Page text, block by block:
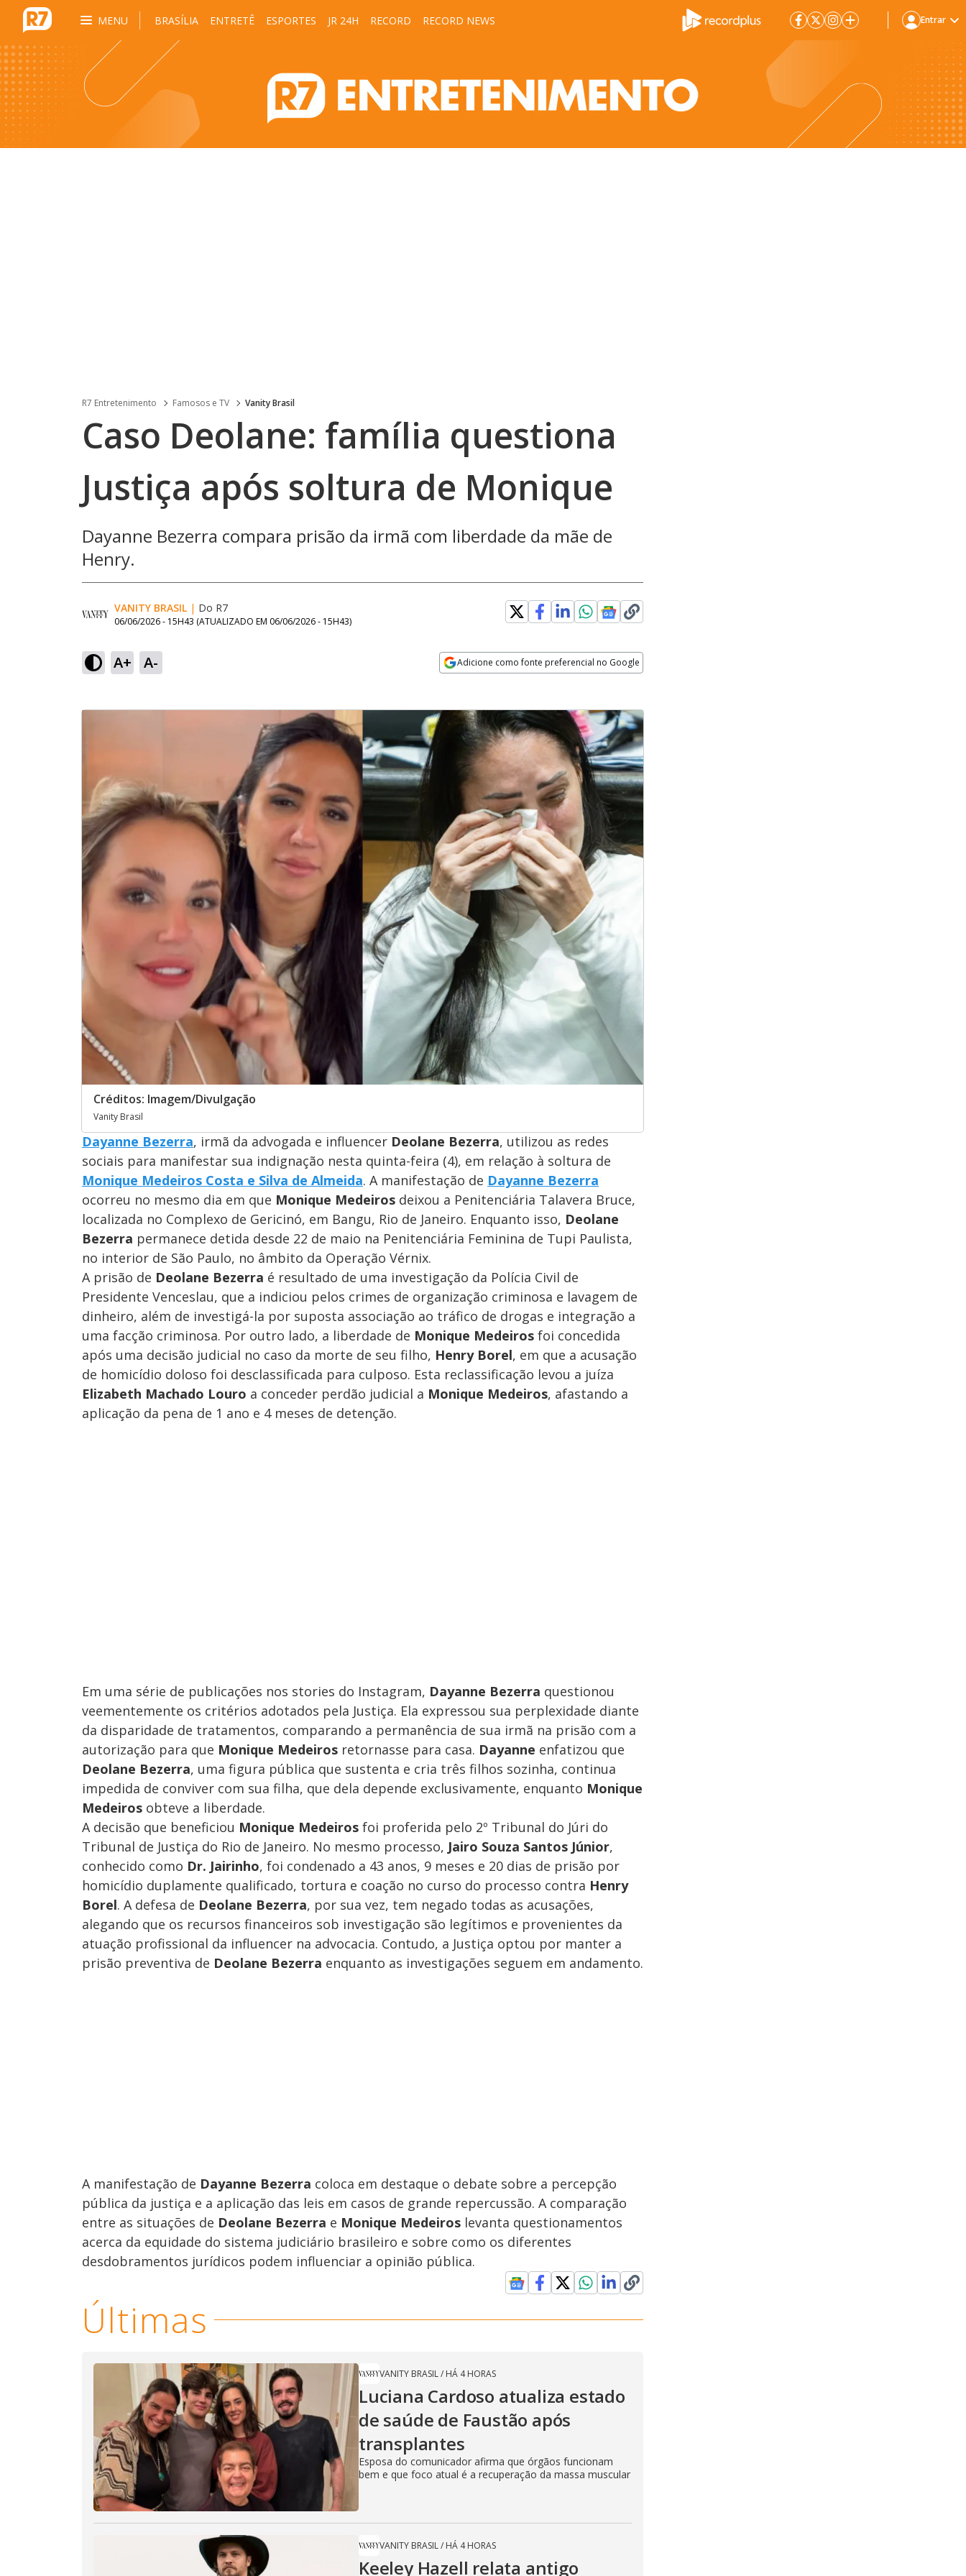
MENU BRASÍLIA ENTRETÊ ESPORTES JR 24H RECORD RECORD NEWS Entrar
R7 Entretenimento Famosos e TV Vanity Brasil
Caso Deolane: família questiona
Justiça após soltura de Monique
Dayanne Bezerra compara prisão da irmã com liberdade da mãe de
Henry.
VANITY BRASIL | Do R7
06/06/2026 - 15H43 (ATUALIZADO EM 06/06/2026 - 15H43)
A+ A- Adicione como fonte preferencial no Google
Créditos: Imagem/Divulgação
Vanity Brasil
Dayanne Bezerra, irmã da advogada e influencer Deolane Bezerra, utilizou as redes
sociais para manifestar sua indignação nesta quinta-feira (4), em relação à soltura de
Monique Medeiros Costa e Silva de Almeida. A manifestação de Dayanne Bezerra
ocorreu no mesmo dia em que Monique Medeiros deixou a Penitenciária Talavera Bruce,
localizada no Complexo de Gericinó, em Bangu, Rio de Janeiro. Enquanto isso, Deolane
Bezerra permanece detida desde 22 de maio na Penitenciária Feminina de Tupi Paulista,
no interior de São Paulo, no âmbito da Operação Vérnix.
A prisão de Deolane Bezerra é resultado de uma investigação da Polícia Civil de
Presidente Venceslau, que a indiciou pelos crimes de organização criminosa e lavagem de
dinheiro, além de investigá-la por suposta associação ao tráfico de drogas e integração a
uma facção criminosa. Por outro lado, a liberdade de Monique Medeiros foi concedida
após uma decisão judicial no caso da morte de seu filho, Henry Borel, em que a acusação
de homicídio doloso foi desclassificada para culposo. Esta reclassificação levou a juíza
Elizabeth Machado Louro a conceder perdão judicial a Monique Medeiros, afastando a
aplicação da pena de 1 ano e 4 meses de detenção.
Em uma série de publicações nos stories do Instagram, Dayanne Bezerra questionou
veementemente os critérios adotados pela Justiça. Ela expressou sua perplexidade diante
da disparidade de tratamentos, comparando a permanência de sua irmã na prisão com a
autorização para que Monique Medeiros retornasse para casa. Dayanne enfatizou que
Deolane Bezerra, uma figura pública que sustenta e cria três filhos sozinha, continua
impedida de conviver com sua filha, que dela depende exclusivamente, enquanto Monique
Medeiros obteve a liberdade.
A decisão que beneficiou Monique Medeiros foi proferida pelo 2º Tribunal do Júri do
Tribunal de Justiça do Rio de Janeiro. No mesmo processo, Jairo Souza Santos Júnior,
conhecido como Dr. Jairinho, foi condenado a 43 anos, 9 meses e 20 dias de prisão por
homicídio duplamente qualificado, tortura e coação no curso do processo contra Henry
Borel. A defesa de Deolane Bezerra, por sua vez, tem negado todas as acusações,
alegando que os recursos financeiros sob investigação são legítimos e provenientes da
atuação profissional da influencer na advocacia. Contudo, a Justiça optou por manter a
prisão preventiva de Deolane Bezerra enquanto as investigações seguem em andamento.
A manifestação de Dayanne Bezerra coloca em destaque o debate sobre a percepção
pública da justiça e a aplicação das leis em casos de grande repercussão. A comparação
entre as situações de Deolane Bezerra e Monique Medeiros levanta questionamentos
acerca da equidade do sistema judiciário brasileiro e sobre como os diferentes
desdobramentos jurídicos podem influenciar a opinião pública.
Últimas
VANITY BRASIL/ HÁ 4 HORAS
Luciana Cardoso atualiza estado
de saúde de Faustão após
transplantes
Esposa do comunicador afirma que órgãos funcionam
bem e que foco atual é a recuperação da massa muscular
VANITY BRASIL/ HÁ 4 HORAS
Keeley Hazell relata antigo